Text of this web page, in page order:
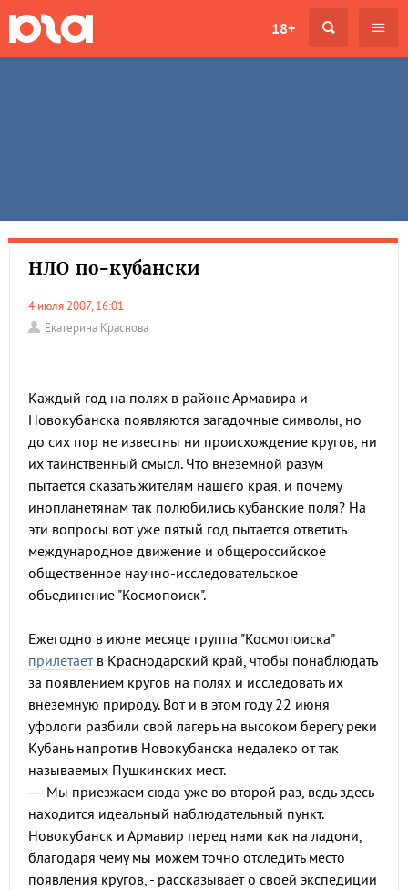
18+
НЛО по-кубански
4 июля 2007, 16:01
Екатерина Краснова
Каждый год на полях в районе Армавира и
Новокубанска появляются загадочные символы, но
до сих пор не известны ни происхождение кругов, ни
их таинственный смысл. Что внеземной разум
пытается сказать жителям нашего края, и почему
инопланетянам так полюбились кубанские поля? На
эти вопросы вот уже пятый год пытается ответить
международное движение и общероссийское
общественное научно-исследовательское
объединение "Космопоиск".
Ежегодно в июне месяце группа "Космопоиска"
прилетаетв Краснодарский край, чтобы понаблюдать
за появлением кругов на полях и исследовать их
внеземную природу. Вот и в этом году 22 июня
уфологи разбили свой лагерь на высоком берегу реки
Кубань напротив Новокубанска недалеко от так
называемых Пушкинских мест.
— Мы приезжаем сюда уже во второй раз, ведь здесь
находится идеальный наблюдательный пункт.
Новокубанск и Армавир перед нами как на ладони,
благодаря чему мы можем точно отследить место
появления кругов, - рассказывает о своей экспедиции